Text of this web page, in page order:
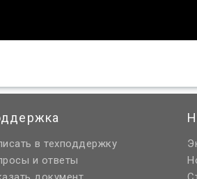
в техподдержку
и ответы